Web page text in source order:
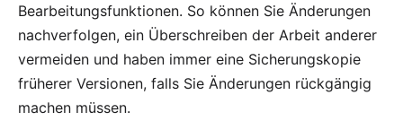
Bearbeitungsfunktionen. So können Sie Änderungen
nachverfolgen, ein Überschreiben der Arbeit anderer
vermeiden und haben immer eine Sicherungskopie
früherer Versionen, falls Sie Änderungen rückgängig
machen müssen.